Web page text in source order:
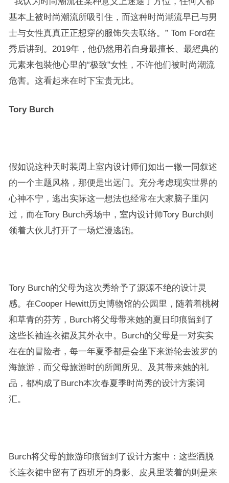
基本上被时尚潮流所吸引住，而这种时尚潮流早已与男
士与女性真真正正想穿的服饰失去联络。” Tom Ford在
秀后讲到。2019年，他仍然用着自身最擅长、最經典的
元素来包裝他心里的“极致”女性，不许他们被时尚潮流
危害。这看起来在时下宝贵无比。
Tory Burch
假如说这种天时装周上室内设计师们如出一辙一同叙述
的一个主题风格，那便是出远门。充分考虑现实世界的
心神不宁，逃出实际这一想法也经常在大家脑子里闪
过，而在Tory Burch秀场中，室内设计师Tory Burch则
领着大伙儿打开了一场烂漫逃跑。
Tory Burch的父母为这次秀给予了源源不绝的设计灵
感。在Cooper Hewitt历史博物馆的公园里，随着着桃树
和草青的芬芳，Burch将父母带来她的夏日印痕留到了
这些长袖连衣裙及其外衣中。Burch的父母是一对实实
在在的冒险者，每一年夏季都是会坐下来游轮去波罗的
海旅游，而父母旅游时的所闻所见、及其带来她的礼
品，都构成了Burch本次春夏季时尚秀的设计方案词
汇。
Burch将父母的旅游印痕留到了设计方案中：这些洒脱
长连衣裙中留有了西班牙的身影、皮具里装着的则是来